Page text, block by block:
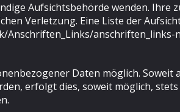
Aufsichtsbehörde wenden. Ihre
Verletzung. Eine Liste der
anschriften_links-
Daten möglich.
erfolgt dies, soweit möglich,